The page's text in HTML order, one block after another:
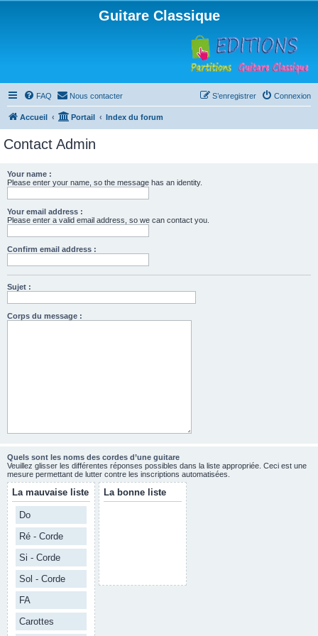
Guitare Classique
FAQ Nous contacter Connexion
S’enregistrer
Accueil Portail Index du forum
Contact Admin
Your name :
Please enter your name, so the message has an identity.
Your email address :
Please enter a valid email address, so we can contact you.
Confirm email address :
Sujet :
Corps du message :
Quels sont les noms des cordes d’une guitare
Veuillez glisser les différentes réponses possibles dans la liste appropriée. Ceci est une
mesure permettant de lutter contre les inscriptions automatisées.
La mauvaise liste
Do
Ré - Corde
Si - Corde
Sol - Corde
FA
Carottes
La bonne liste